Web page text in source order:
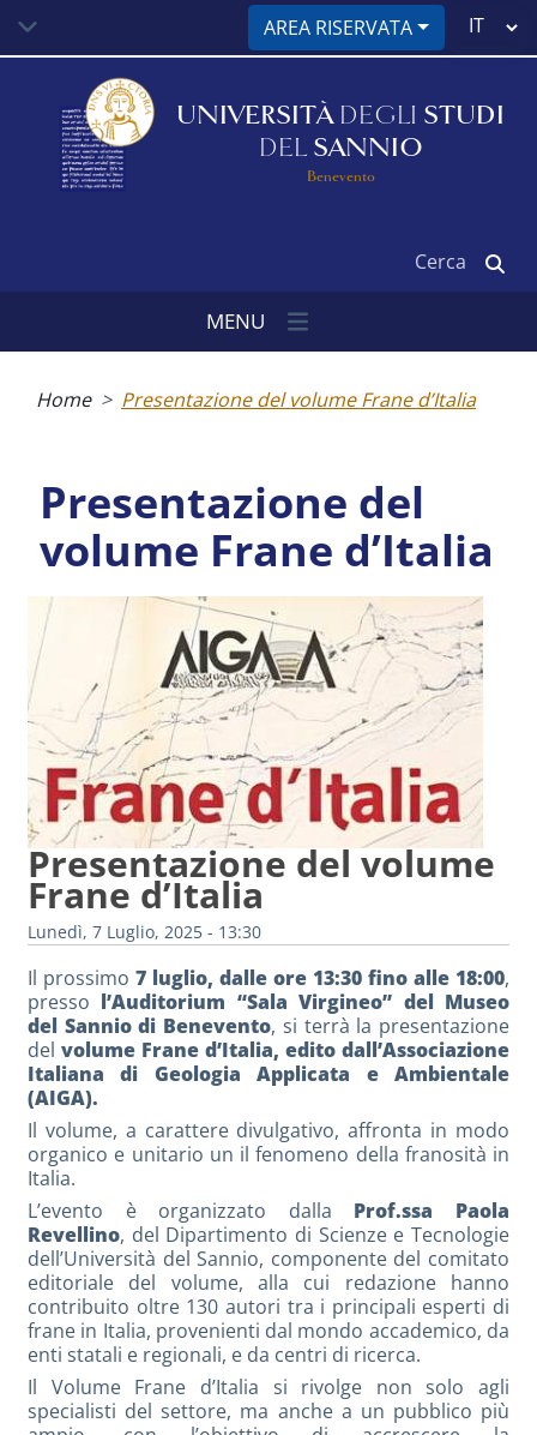
contenuto
AREA RISERVATA
Select
UNIVERSITÀ DEGLI STUDI
DEL SANNIO
Benevento
MENU
Home Presentazione del volume Frane d’Italia
Presentazione del
volume Frane d’Italia
Presentazione del volume
Frane d’Italia
Lunedì, 7 Luglio, 2025 - 13:30
Il prossimo 7 luglio, dalle ore 13:30 fino alle 18:00,
presso l’Auditorium “Sala Virgineo” del Museo
del Sannio di Benevento, si terrà la presentazione
del volume Frane d’Italia, edito dall’Associazione
Italiana di Geologia Applicata e Ambientale
(AIGA).
Il volume, a carattere divulgativo, affronta in modo
organico e unitario un il fenomeno della franosità in
Italia.
L’evento è organizzato dalla Prof.ssa Paola
Revellino, del Dipartimento di Scienze e Tecnologie
dell’Università del Sannio, componente del comitato
editoriale del volume, alla cui redazione hanno
contribuito oltre 130 autori tra i principali esperti di
frane in Italia, provenienti dal mondo accademico, da
enti statali e regionali, e da centri di ricerca.
Il Volume Frane d’Italia si rivolge non solo agli
specialisti del settore, ma anche a un pubblico più